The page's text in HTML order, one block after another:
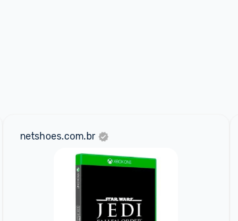
netshoes.com.br